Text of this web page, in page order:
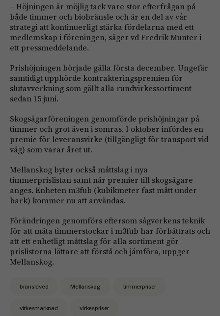
– Höjningen är möjlig tack vare stor efterfrågan på
både timmer och biobränsle och är en del av vår
strategi att kontinuerligt stärka fördelarna med ett
medlemskap i föreningen, säger vd Fredrik Munter i
ett pressmeddelande.
Prishöjningen började gälla första december. Ungefär
samtidigt upphörde kontrakteringspremien för
slutavverkning som gällt alla rundvirkessortiment
sedan 15 juni.
Skogsägarföreningen genomförde prishöjningar på
timmer och grot även i somras. I oktober infördes en
premie för leveransvirke (tillgängligt för transport vid
väg) som varar året ut.
Mellanskog byter också måttslag i nya
timmerprislistan samt när premier till skogsägare
anges. Enheten m3fub (kubikmeter fast mått under
bark) kommer nu att användas.
Förändringen genomförs eftersom sågverkens teknik
för att mäta timmerstockar i m3fub har förbättrats och
att ett enhetligt måttslag för alla sortiment gör
prislistorna lättare att förstå och jämföra, uppger
Mellanskog.
bränsleved Mellanskog timmerpriser
virkesmarknad virkespriser